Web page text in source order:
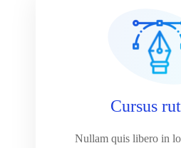
Cursus
Nullam quis libero in